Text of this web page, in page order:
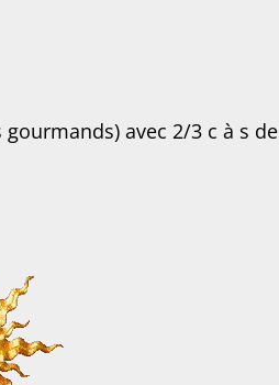
avec 2/3 c à s de